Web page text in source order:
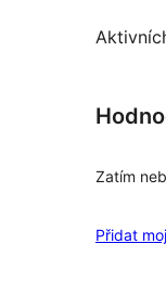
Zatím
Přidat